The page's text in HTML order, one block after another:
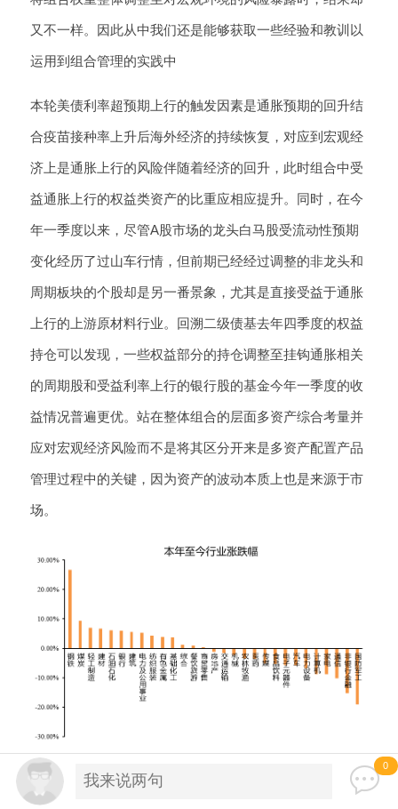
又不一样。因此从中我们还是能够获取一些经验和教训以
运用到组合管理的实践中
本轮美债利率超预期上行的触发因素是通胀预期的回升结
合疫苗接种率上升后海外经济的持续恢复，对应到宏观经
济上是通胀上行的风险伴随着经济的回升，此时组合中受
益通胀上行的权益类资产的比重应相应提升。同时，在今
年一季度以来，尽管A股市场的龙头白马股受流动性预期
变化经历了过山车行情，但前期已经经过调整的非龙头和
周期板块的个股却是另一番景象，尤其是直接受益于通胀
上行的上游原材料行业。回溯二级债基去年四季度的权益
持仓可以发现，一些权益部分的持仓调整至挂钩通胀相关
的周期股和受益利率上行的银行股的基金今年一季度的收
益情况普遍更优。站在整体组合的层面多资产综合考量并
应对宏观经济风险而不是将其区分开来是多资产配置产品
管理过程中的关键，因为资产的波动本质上也是来源于市
场。
0